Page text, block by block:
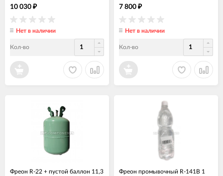
10 030 ₽
Нет в наличии
Кол-во
7 800 ₽
Нет в наличии
Кол-во
Фреон R-22 + пустой баллон 11,3
Фреон промывочный R-141В 1